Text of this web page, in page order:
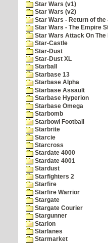
Star Wars (v1)
Star Wars (v2)
Star Wars - Return of
Star Wars - The Empire
Star Wars Attack On The
Star-Castle
Star-Dust
Star-Dust XL
Starball
Starbase 13
Starbase Alpha
Starbase Assault
Starbase Hyperion
Starbase Omega
Starbomb
Starbowl Football
Starbrite
Starcie
Starcross
Stardate 4000
Stardate 4001
Stardust
Starfighters 2
Starfire
Starfire Warrior
Stargate
Stargate Courier
Stargunner
Starion
Starlanes
Starmarket